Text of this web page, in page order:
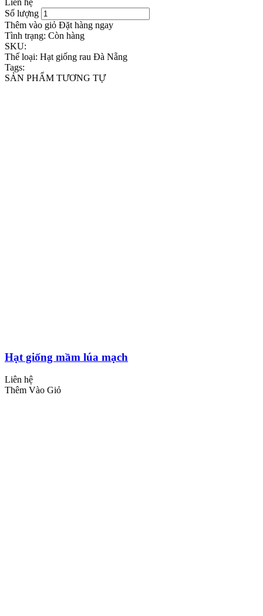
Số lượng
Thêm vào giỏ Đặt hàng ngay
Tình trạng: Còn hàng
SKU:
Thể loại: Hạt giống rau Đà Nẵng
Tags:
SẢN PHẨM TƯƠNG TỰ
Hạt giống mầm lúa mạch
Liên hệ
Thêm Vào Giỏ